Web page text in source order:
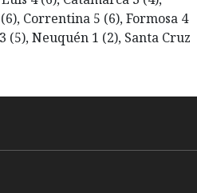
Correntina 5 (6), Formosa 4
(5), Neuquén 1 (2), Santa Cruz